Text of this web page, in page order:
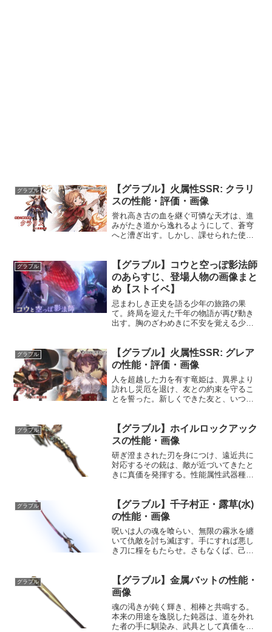
グラブル
【グラブル】火属性SSR: クラリ
スの性能・評価・画像
誉れ高き古の血を継ぐ可憐な天才は、進
みがたき道から逸れるようにして、蒼穹
へと漕ぎ出す。しかし、課せられた使命
爛漫な笑みを炸裂させる。プロフィール
年齢：17歳身長：152...
グラブル
【グラブル】コウと空っぽ影法師
のあらすじ、登場人物の画像まと
め【ストイベ】
忌まわしき正史を語る少年の旅路の果
て。終局を迎えた千年の物語が再び動き
出す。胸のざわめきに不安を覚える少年
る時、少年は失われた王家のさらなる真
実を知る──Tips 登場...
グラブル
【グラブル】火属性SSR: グレア
の性能・評価・画像
人を超越した力を有す竜姫は、異界より
訪れし災厄を退け、友との約束を守るこ
とを誓った。新しくできた友と、いつも
を追い求める。プロフィール年齢：17歳
身長：167cm種族：...
グラブル
【グラブル】ホイルロックアック
スの性能・画像
研ぎ澄まされた刃を身につけ、遠近共に
対応するその銃は、敵が近づいてきたと
きに真価を発揮する。性能属性武器種解
ージ〔減衰値1,685,000ダメージ〕...
グラブル
【グラブル】千子村正・露草(水)
の性能・画像
呪いは人の魂を喰らい、無限の霧氷を纏
いて仇敵を討ち滅ぼす。手にすれば悪し
き刀に糧をもたらせ。さもなくば、己が
奥義臨兵闘者皆陣列在前敵に水属性5.0倍
ダメー...
グラブル
【グラブル】金属バットの性能・
画像
魂の渇きが鈍く輝き、相棒と共鳴する。
本来の用途を逸脱した鈍器は、道を外れ
た者の手に馴染み、武具として真価を発